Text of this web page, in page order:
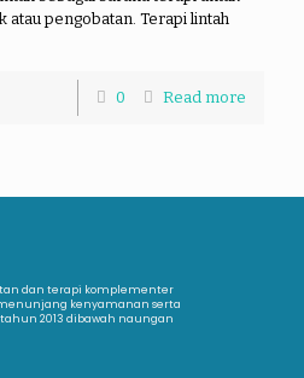
pengobatan. Terapi lintah
0 Read more
dan terapi komplementer
kenyamanan serta
2013 dibawah naungan